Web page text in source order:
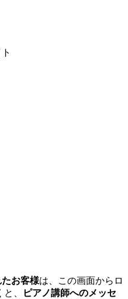
お客様は、この画面からロ
、
ピアノ講師へのメッセ